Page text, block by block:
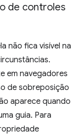
de controles
não fica visível na
em navegadores
de sobreposição
aparece quando
guia. Para